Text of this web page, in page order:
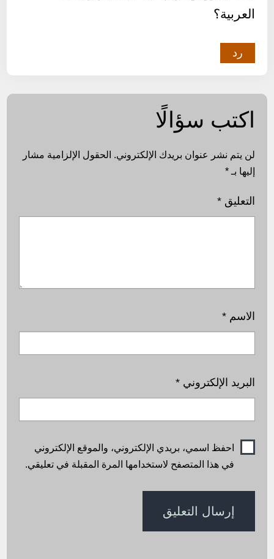
العربية؟
رد
اكتب سؤالًا
لن يتم نشر عنوان بريدك الإلكتروني. الحقول الإلزامية مشار
إليها بـ*
التعليق*
الاسم*
البريد الإلكتروني*
احفظ اسمي، بريدي الإلكتروني، والموقع الإلكتروني
في هذا المتصفح لاستخدامها المرة المقبلة في تعليقي.